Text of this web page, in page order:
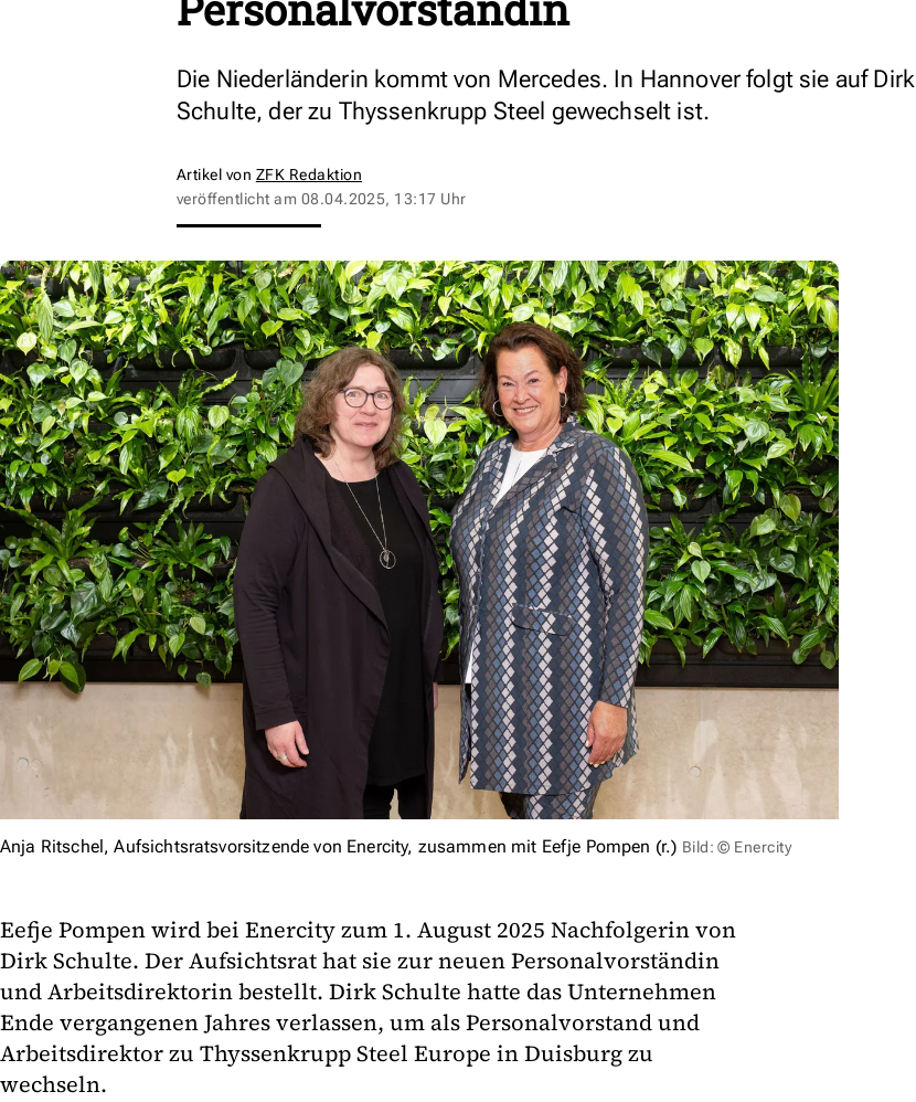
Die Niederländerin kommt von Mercedes. In Hannover folgt sie auf Dirk
Schulte, der zu Thyssenkrupp Steel gewechselt ist.
Artikel von ZFK Redaktion
veröffentlicht am 08.04.2025, 13:17 Uhr
Anja Ritschel, Aufsichtsratsvorsitzende von Enercity, zusammen mit Eefje Pompen (r.) Bild: © Enercity
Eefje Pompen wird bei Enercity zum 1. August 2025 Nachfolgerin von
Dirk Schulte. Der Aufsichtsrat hat sie zur neuen Personalvorständin
und Arbeitsdirektorin bestellt. Dirk Schulte hatte das Unternehmen
Ende vergangenen Jahres verlassen, um als Personalvorstand und
Arbeitsdirektor zu Thyssenkrupp Steel Europe in Duisburg zu
wechseln.